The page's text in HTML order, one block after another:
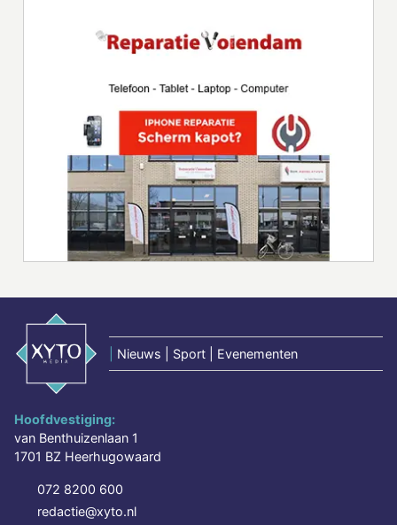
Nieuws | Sport | Evenementen
Hoofdvestiging:
van Benthuizenlaan 1
1701 BZ Heerhugowaard
072 8200 600
redactie@xyto.nl